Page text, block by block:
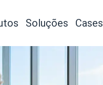
Soluções Cases